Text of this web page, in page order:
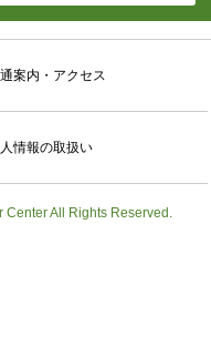
案内・アクセス
情報の取扱い
All Rights Reserved.